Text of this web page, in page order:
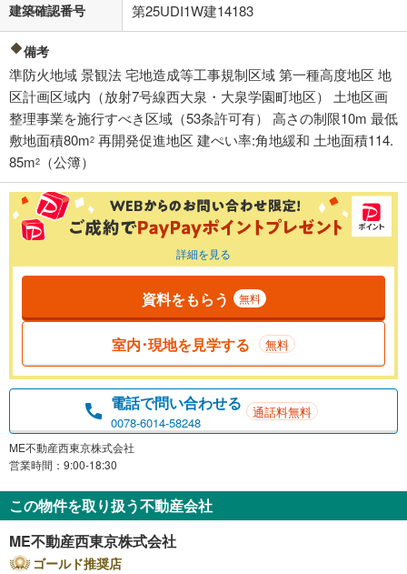
建築確認番号 第25UDI1W建14183
備考
準防火地域 景観法 宅地造成等工事規制区域 第一種高度地区 地
区計画区域内（放射7号線西大泉・大泉学園町地区） 土地区画
整理事業を施行すべき区域（53条許可有） 高さの制限10m 最低
敷地面積80m2 再開発促進地区 建ぺい率:角地緩和 土地面積114.
85m2 （公簿）
詳細を見る
資料をもらう 無料
室内･現地を見学する 無料
電話で問い合わせる
0078-6014-58248
通話料無料
ME不動産西東京株式会社
営業時間：9:00-18:30
この物件を取り扱う不動産会社
ME不動産西東京株式会社
ゴールド推奨店